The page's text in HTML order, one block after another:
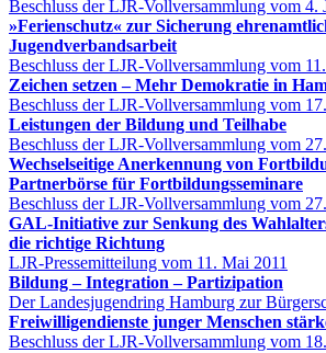
Beschluss der LJR-Vollversammlung vom 4.
»Ferienschutz« zur Sicherung
Jugendverbandsarbeit
Beschluss der LJR-Vollversammlung vom
Zeichen setzen – Mehr Demokratie in
Beschluss der LJR-Vollversammlung vom
Leistungen der Bildung und Teilhabe
Beschluss der LJR-Vollversammlung vom
Wechselseitige Anerkennung von
Partnerbörse für Fortbildungsseminare
Beschluss der LJR-Vollversammlung vom
GAL-Initiative zur Senkung des
die richtige Richtung
LJR-Pressemitteilung vom 11. Mai 2011
Bildung – Integration – Partizipation
Der Landesjugendring Hamburg zur
Freiwilligendienste junger Menschen
Beschluss der LJR-Vollversammlung vom